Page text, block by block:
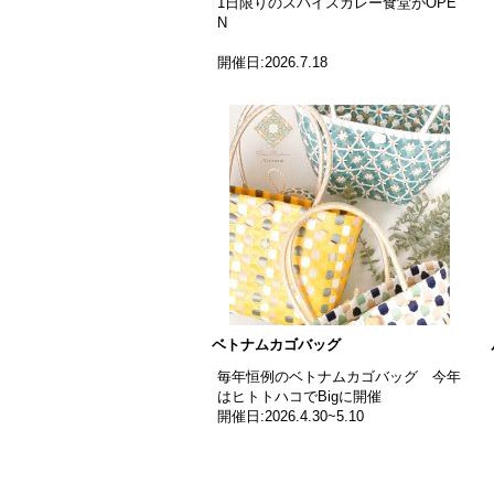
N
開催日:2026.7.18
ベトナムカゴバッグ
毎年恒例のベトナムカゴバッグ 今年
はヒトトハコでBigに開催
開催日:2026.4.30~5.10